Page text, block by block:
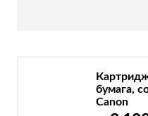
бумага,
Canon